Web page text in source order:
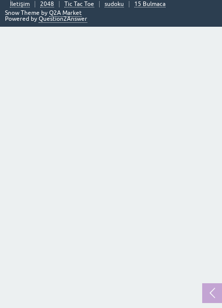
İletişim 2048 Tic Tac Toe sudoku
15 Bulmaca
Snow Theme by Q2A Market
Powered by Question2Answer